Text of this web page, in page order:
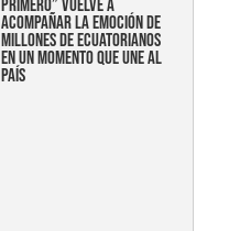
primero” vuelve a
acompañar la emoción de
millones de ecuatorianos
en un momento que une al
país